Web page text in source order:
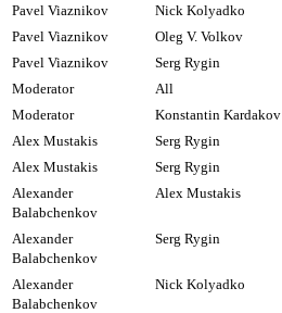
Pavel Viaznikov Nick Kolyadko
Pavel Viaznikov Oleg V. Volkov
Pavel Viaznikov Serg Rygin
Moderator All
Moderator Konstantin Kardakov
Alex Mustakis Serg Rygin
Alex Mustakis Serg Rygin
Alexander
Balabchenkov
Alex Mustakis
Alexander
Balabchenkov
Serg Rygin
Alexander
Balabchenkov
Nick Kolyadko